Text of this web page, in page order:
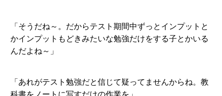
「そうだね～。だからテスト期間中ずっとインプットと
かインプットもどきみたいな勉強だけをする子とかいる
んだよね～」
「あれがテスト勉強だと信じて疑ってませんからね。教